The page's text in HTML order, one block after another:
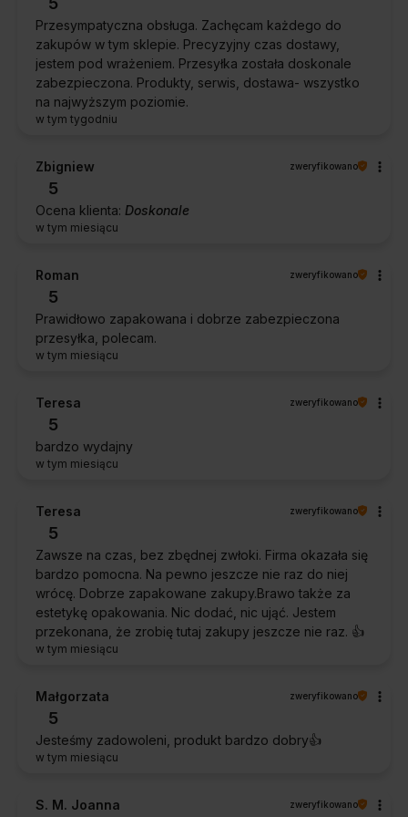
Przesympatyczna obsługa. Zachęcam każdego do
zakupów w tym sklepie. Precyzyjny czas dostawy,
jestem pod wrażeniem. Przesyłka została doskonale
zabezpieczona. Produkty, serwis, dostawa- wszystko
na najwyższym poziomie.
w tym tygodniu
Zbigniew zweryfikowano
5
Ocena klienta: Doskonale
w tym miesiącu
Roman zweryfikowano
5
Prawidłowo zapakowana i dobrze zabezpieczona
przesyłka, polecam.
w tym miesiącu
Teresa zweryfikowano
5
bardzo wydajny
w tym miesiącu
Teresa zweryfikowano
5
Zawsze na czas, bez zbędnej zwłoki. Firma okazała się
bardzo pomocna. Na pewno jeszcze nie raz do niej
wrócę. Dobrze zapakowane zakupy.Brawo także za
estetykę opakowania. Nic dodać, nic ująć. Jestem
przekonana, że zrobię tutaj zakupy jeszcze nie raz. 👍️
w tym miesiącu
Małgorzata zweryfikowano
5
Jesteśmy zadowoleni, produkt bardzo dobry👍️
w tym miesiącu
S. M. Joanna zweryfikowano